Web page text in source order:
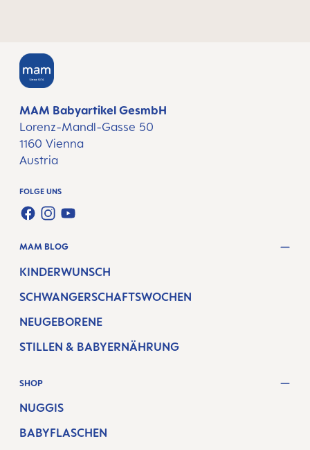
MAM Babyartikel GesmbH
Lorenz-Mandl-Gasse 50
1160 Vienna
Austria
FOLGE UNS
FACEBOOK
INSTAGRAM
YOUTUBE
MAM BLOG
KINDERWUNSCH
SCHWANGERSCHAFTSWOCHEN
NEUGEBORENE
STILLEN & BABYERNÄHRUNG
SHOP
NUGGIS
BABYFLASCHEN